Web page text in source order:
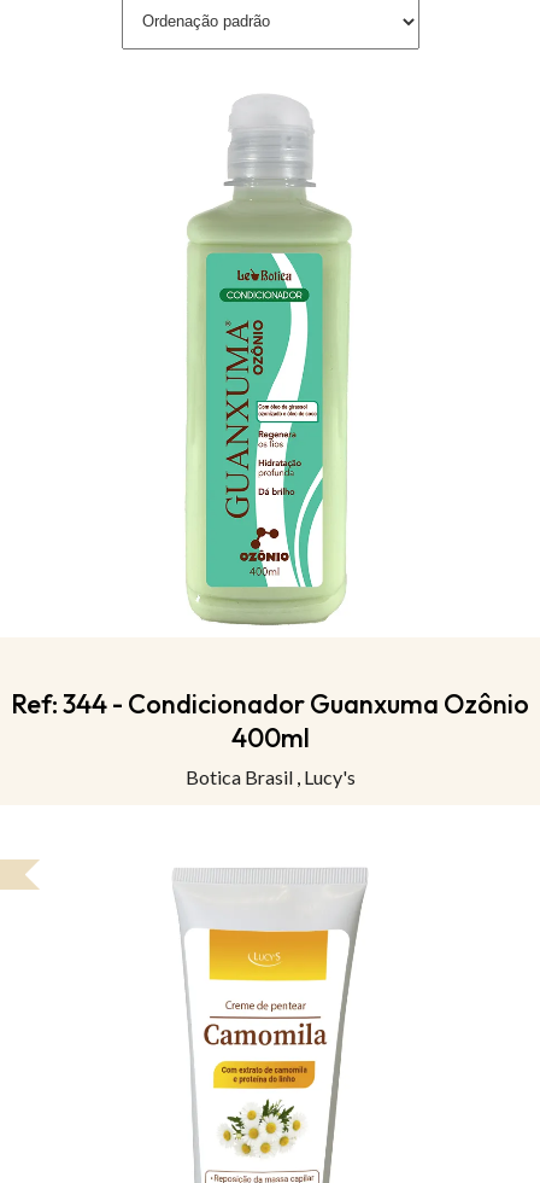
Ref: 344 - Condicionador Guanxuma Ozônio
400ml
Botica Brasil Lucy's